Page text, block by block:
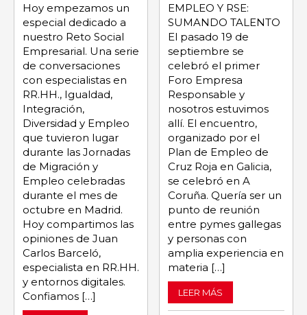
Hoy empezamos un
especial dedicado a
nuestro Reto Social
Empresarial. Una serie
de conversaciones
con especialistas en
RR.HH., Igualdad,
Integración,
Diversidad y Empleo
que tuvieron lugar
durante las Jornadas
de Migración y
Empleo celebradas
durante el mes de
octubre en Madrid.
Hoy compartimos las
opiniones de Juan
Carlos Barceló,
especialista en RR.HH.
y entornos digitales.
Confiamos […]
EMPLEO Y RSE:
SUMANDO TALENTO
El pasado 19 de
septiembre se
celebró el primer
Foro Empresa
Responsable y
nosotros estuvimos
allí. El encuentro,
organizado por el
Plan de Empleo de
Cruz Roja en Galicia,
se celebró en A
Coruña. Quería ser un
punto de reunión
entre pymes gallegas
y personas con
amplia experiencia en
materia […]
LEER MÁS